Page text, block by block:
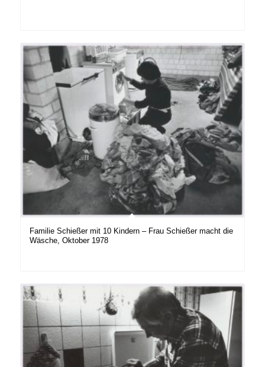
Familie Schießer mit 10 Kindern – Frau Schießer macht die
Wäsche, Oktober 1978